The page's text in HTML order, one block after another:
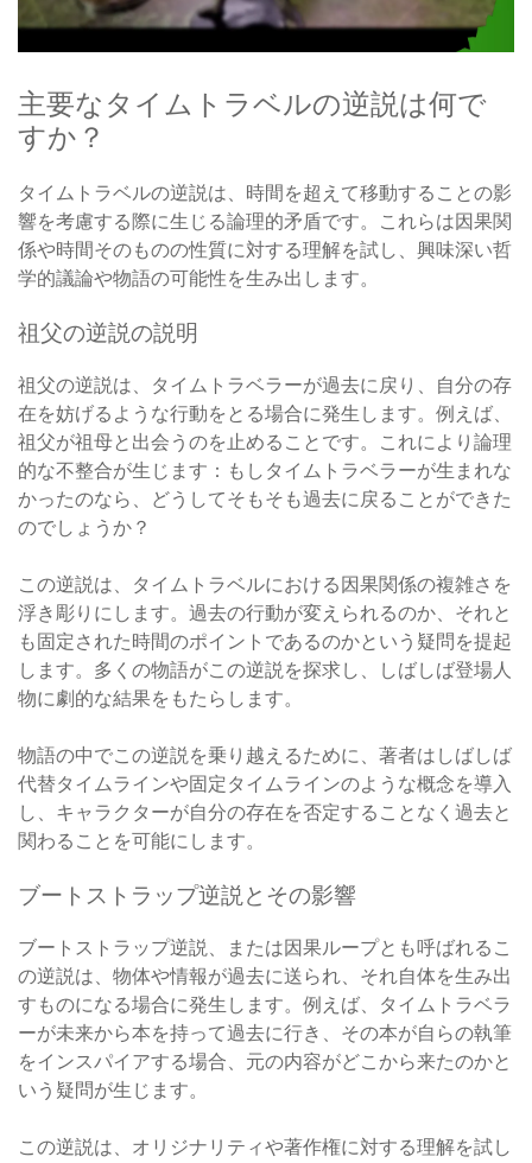
主要なタイムトラベルの逆説は何で
すか？
タイムトラベルの逆説は、時間を超えて移動することの影
響を考慮する際に生じる論理的矛盾です。これらは因果関
係や時間そのものの性質に対する理解を試し、興味深い哲
学的議論や物語の可能性を生み出します。
祖父の逆説の説明
祖父の逆説は、タイムトラベラーが過去に戻り、自分の存
在を妨げるような行動をとる場合に発生します。例えば、
祖父が祖母と出会うのを止めることです。これにより論理
的な不整合が生じます：もしタイムトラベラーが生まれな
かったのなら、どうしてそもそも過去に戻ることができた
のでしょうか？
この逆説は、タイムトラベルにおける因果関係の複雑さを
浮き彫りにします。過去の行動が変えられるのか、それと
も固定された時間のポイントであるのかという疑問を提起
します。多くの物語がこの逆説を探求し、しばしば登場人
物に劇的な結果をもたらします。
物語の中でこの逆説を乗り越えるために、著者はしばしば
代替タイムラインや固定タイムラインのような概念を導入
し、キャラクターが自分の存在を否定することなく過去と
関わることを可能にします。
ブートストラップ逆説とその影響
ブートストラップ逆説、または因果ループとも呼ばれるこ
の逆説は、物体や情報が過去に送られ、それ自体を生み出
すものになる場合に発生します。例えば、タイムトラベラ
ーが未来から本を持って過去に行き、その本が自らの執筆
をインスパイアする場合、元の内容がどこから来たのかと
いう疑問が生じます。
この逆説は、オリジナリティや著作権に対する理解を試し